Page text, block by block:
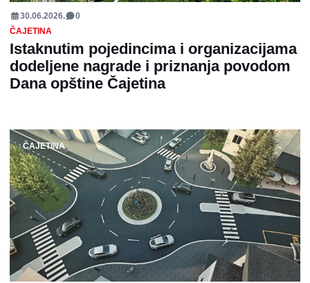
30.06.2026.
0
ČAJETINA
Istaknutim pojedincima i organizacijama
dodeljene nagrade i priznanja povodom
Dana opštine Čajetina
ČAJETINA